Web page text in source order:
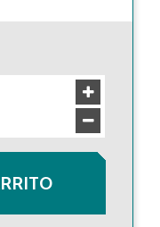
84,70 €(
63,50 €(
Ud.)
76,84 €